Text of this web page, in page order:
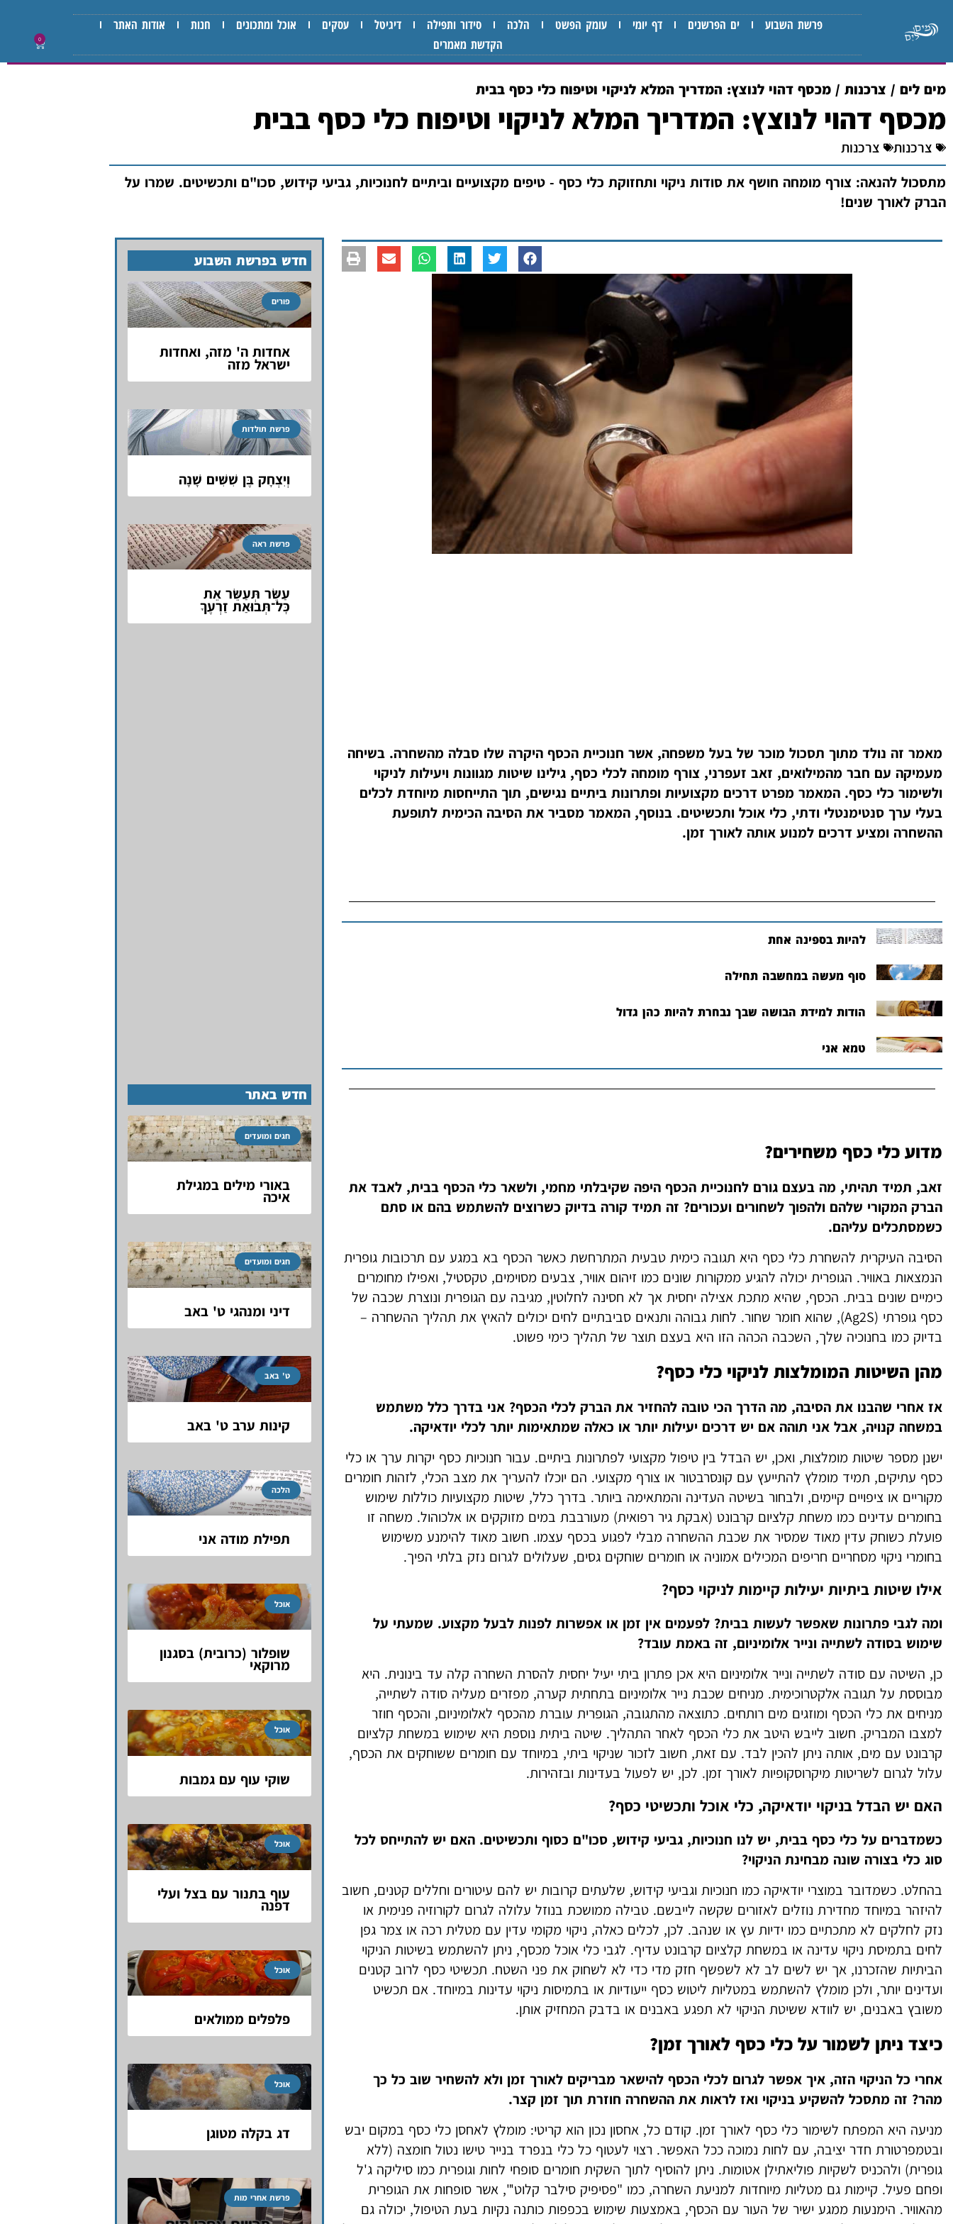
פרשת השבוע ים הפרשנים דף יומי עומק הפשט הלכה סידור ותפילה דיגיטל עסקים אוכל ומתכונים חנות
אודות האתר
הקדשת מאמרים
0
מים לים / צרכנות / מכסף דהוי לנוצץ: המדריך המלא לניקוי וטיפוח כלי כסף בבית
מכסף דהוי לנוצץ: המדריך המלא לניקוי וטיפוח כלי כסף בבית
צרכנות
צרכנות
מתסכול להנאה: צורף מומחה חושף את סודות ניקוי ותחזוקת כלי כסף - טיפים מקצועיים וביתיים לחנוכיות, גביעי קידוש, סכו"ם ותכשיטים. שמרו על
הברק לאורך שנים!
מאמר זה נולד מתוך תסכול מוכר של בעל משפחה, אשר חנוכיית הכסף היקרה שלו סבלה מהשחרה. בשיחה
מעמיקה עם חבר מהמילואים, זאב זעפרני, צורף מומחה לכלי כסף, גילינו שיטות מגוונות ויעילות לניקוי
ולשימור כלי כסף. המאמר מפרט דרכים מקצועיות ופתרונות ביתיים נגישים, תוך התייחסות מיוחדת לכלים
בעלי ערך סנטימנטלי ודתי, כלי אוכל ותכשיטים. בנוסף, המאמר מסביר את הסיבה הכימית לתופעת
ההשחרה ומציע דרכים למנוע אותה לאורך זמן.
להיות בספינה אחת
סוף מעשה במחשבה תחילה
הודות למידת הבושה שבך נבחרת להיות כהן גדול
טמא אני
מדוע כלי כסף משחירים?
זאב, תמיד תהיתי, מה בעצם גורם לחנוכיית הכסף היפה שקיבלתי מחמי, ולשאר כלי הכסף בבית, לאבד את
הברק המקורי שלהם ולהפוך לשחורים ועכורים? זה תמיד קורה בדיוק כשרוצים להשתמש בהם או סתם
כשמסתכלים עליהם.
הסיבה העיקרית להשחרת כלי כסף היא תגובה כימית טבעית המתרחשת כאשר הכסף בא במגע עם תרכובות גופרית
הנמצאות באוויר. הגופרית יכולה להגיע ממקורות שונים כמו זיהום אוויר, צבעים מסוימים, טקסטיל, ואפילו מחומרים
כימיים שונים בבית. הכסף, שהיא מתכת אצילה יחסית אך לא חסינה לחלוטין, מגיבה עם הגופרית ונוצרת שכבה של
כסף גופרתי (Ag2S), שהוא חומר שחור. לחות גבוהה ותנאים סביבתיים לחים יכולים להאיץ את תהליך ההשחרה –
בדיוק כמו בחנוכיה שלך, השכבה הכהה הזו היא בעצם תוצר של תהליך כימי פשוט.
מהן השיטות המומלצות לניקוי כלי כסף?
אז אחרי שהבנו את הסיבה, מה הדרך הכי טובה להחזיר את הברק לכלי הכסף? אני בדרך כלל משתמש
במשחה קנויה, אבל אני תוהה אם יש דרכים יעילות יותר או כאלה שמתאימות יותר לכלי יודאיקה.
ישנן מספר שיטות מומלצות, ואכן, יש הבדל בין טיפול מקצועי לפתרונות ביתיים. עבור חנוכיות כסף יקרות ערך או כלי
כסף עתיקים, תמיד מומלץ להתייעץ עם קונסרבטור או צורף מקצועי. הם יוכלו להעריך את מצב הכלי, לזהות חומרים
מקוריים או ציפויים קיימים, ולבחור בשיטה העדינה והמתאימה ביותר. בדרך כלל, שיטות מקצועיות כוללות שימוש
בחומרים עדינים כמו משחת קלציום קרבונט (אבקת גיר רפואית) מעורבבת במים מזוקקים או אלכוהול. משחה זו
פועלת כשוחק עדין מאוד שמסיר את שכבת ההשחרה מבלי לפגוע בכסף עצמו. חשוב מאוד להימנע משימוש
בחומרי ניקוי מסחריים חריפים המכילים אמוניה או חומרים שוחקים גסים, שעלולים לגרום נזק בלתי הפיך.
אילו שיטות ביתיות יעילות קיימות לניקוי כסף?
ומה לגבי פתרונות שאפשר לעשות בבית? לפעמים אין זמן או אפשרות לפנות לבעל מקצוע. שמעתי על
שימוש בסודה לשתייה ונייר אלומיניום, זה באמת עובד?
כן, השיטה עם סודה לשתייה ונייר אלומיניום היא אכן פתרון ביתי יעיל יחסית להסרת השחרה קלה עד בינונית. היא
מבוססת על תגובה אלקטרוכימית. מניחים שכבת נייר אלומיניום בתחתית קערה, מפזרים מעליה סודה לשתייה,
מניחים את כלי הכסף ומוזגים מים רותחים. כתוצאה מהתגובה, הגופרית עוברת מהכסף לאלומיניום, והכסף חוזר
למצבו המבריק. חשוב לייבש היטב את כלי הכסף לאחר התהליך. שיטה ביתית נוספת היא שימוש במשחת קלציום
קרבונט עם מים, אותה ניתן להכין לבד. עם זאת, חשוב לזכור שניקוי ביתי, במיוחד עם חומרים ששוחקים את הכסף,
עלול לגרום לשריטות מיקרוסקופיות לאורך זמן. לכן, יש לפעול בעדינות ובזהירות.
האם יש הבדל בניקוי יודאיקה, כלי אוכל ותכשיטי כסף?
כשמדברים על כלי כסף בבית, יש לנו חנוכיות, גביעי קידוש, סכו"ם כסוף ותכשיטים. האם יש להתייחס לכל
סוג כלי בצורה שונה מבחינת הניקוי?
בהחלט. כשמדובר במוצרי יודאיקה כמו חנוכיות וגביעי קידוש, שלעתים קרובות יש להם עיטורים וחללים קטנים, חשוב
להיזהר במיוחד מחדירת נוזלים לאזורים שקשה לייבשם. טבילה ממושכת בנוזל עלולה לגרום לקורוזיה פנימית או
נזק לחלקים לא מתכתיים כמו ידיות עץ או שנהב. לכן, לכלים כאלה, ניקוי מקומי עדין עם מטלית רכה או צמר גפן
לחים בתמיסת ניקוי עדינה או במשחת קלציום קרבונט עדיף. לגבי כלי אוכל מכסף, ניתן להשתמש בשיטות הניקוי
הביתיות שהזכרנו, אך יש לשים לב לא לשפשף חזק מדי כדי לא לשחוק את פני השטח. תכשיטי כסף לרוב קטנים
ועדינים יותר, ולכן מומלץ להשתמש במטליות ליטוש כסף ייעודיות או בתמיסות ניקוי עדינות במיוחד. אם תכשיט
משובץ באבנים, יש לוודא ששיטת הניקוי לא תפגע באבנים או בדבק המחזיק אותן.
כיצד ניתן לשמור על כלי כסף לאורך זמן?
אחרי כל הניקוי הזה, איך אפשר לגרום לכלי הכסף להישאר מבריקים לאורך זמן ולא להשחיר שוב כל כך
מהר? זה מתסכל להשקיע בניקוי ואז לראות את ההשחרה חוזרת תוך זמן קצר.
מניעה היא המפתח לשימור כלי כסף לאורך זמן. קודם כל, אחסון נכון הוא קריטי: מומלץ לאחסן כלי כסף במקום יבש
ובטמפרטורת חדר יציבה, עם לחות נמוכה ככל האפשר. רצוי לעטוף כל כלי בנפרד בנייר טישו נטול חומצה (ללא
גופרית) ולהכניס לשקיות פוליאתילן אטומות. ניתן להוסיף לתוך השקית חומרים סופחי לחות וגופרית כמו סיליקה ג'ל
ופחם פעיל. קיימות גם מטליות מיוחדות למניעת השחרה, כמו "פסיפיק סילבר קלוט'", אשר סופחות את הגופרית
מהאוויר. הימנעות ממגע ישיר של העור עם הכסף, באמצעות שימוש בכפפות כותנה נקיות בעת הטיפול, יכולה גם
חדש בפרשת השבוע
פורים
אחדות ה' מזה, ואחדות
ישראל מזה
פרשת תולדות
וְיִצְחָק בֶּן שִׁשִּׁים שָׁנָה
פרשת ראה
עַשֵּׂר תְּעַשֵּׂר אֵת
כׇּל־תְּבוּאַת זַרְעֶךָ
חדש באתר
חגים ומועדים
באורי מילים במגילת
איכה
חגים ומועדים
דיני ומנהגי ט' באב
ט' באב
קינות ערב ט' באב
הלכה
תפילת מודה אני
אוכל
שופלור (כרובית) בסגנון
מרוקאי
אוכל
שוקי עוף עם גמבות
אוכל
עוף בתנור עם בצל ועלי
דפנה
אוכל
פלפלים ממולאים
אוכל
דג בקלה מטוגן
פרשת אחרי מות